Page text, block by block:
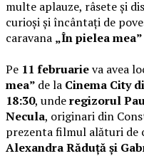
multe aplauze, râsete și
curioși și încântați de
caravana „În pielea mea”
Pe 11 februarieva avea
mea” de la Cinema City
18:30, underegizorul
Necula, originari din
prezenta filmul alături de
Alexandra Răduță și